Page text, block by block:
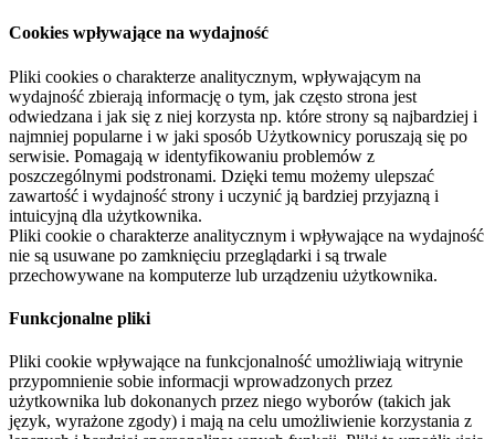
Cookies wpływające na wydajność
Pliki cookies o charakterze analitycznym, wpływającym na
wydajność zbierają informację o tym, jak często strona jest
odwiedzana i jak się z niej korzysta np. które strony są najbardziej i
najmniej popularne i w jaki sposób Użytkownicy poruszają się po
serwisie. Pomagają w identyfikowaniu problemów z
poszczególnymi podstronami. Dzięki temu możemy ulepszać
zawartość i wydajność strony i uczynić ją bardziej przyjazną i
intuicyjną dla użytkownika.
Pliki cookie o charakterze analitycznym i wpływające na wydajność
nie są usuwane po zamknięciu przeglądarki i są trwale
przechowywane na komputerze lub urządzeniu użytkownika.
Funkcjonalne pliki
Pliki cookie wpływające na funkcjonalność umożliwiają witrynie
przypomnienie sobie informacji wprowadzonych przez
użytkownika lub dokonanych przez niego wyborów (takich jak
język, wyrażone zgody) i mają na celu umożliwienie korzystania z